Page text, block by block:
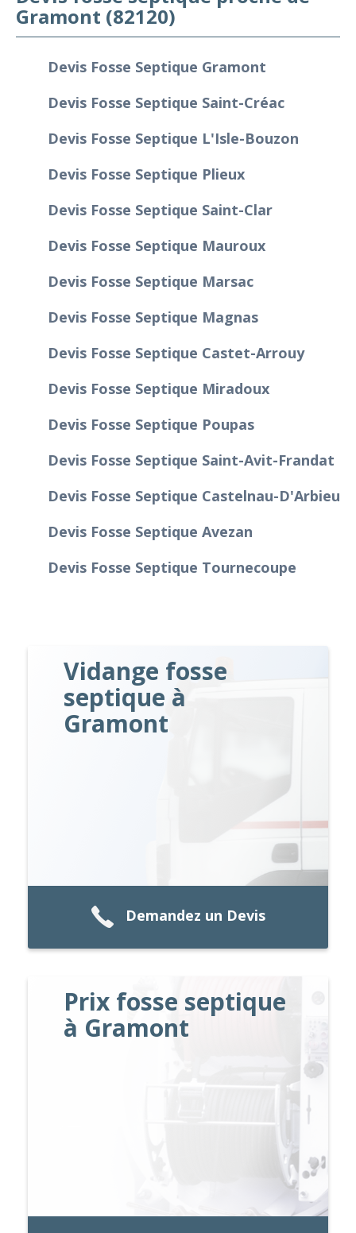
Gramont (82120)
Devis Fosse Septique Gramont
Devis Fosse Septique Saint-Créac
Devis Fosse Septique L'Isle-Bouzon
Devis Fosse Septique Plieux
Devis Fosse Septique Saint-Clar
Devis Fosse Septique Mauroux
Devis Fosse Septique Marsac
Devis Fosse Septique Magnas
Devis Fosse Septique Castet-Arrouy
Devis Fosse Septique Miradoux
Devis Fosse Septique Poupas
Devis Fosse Septique Saint-Avit-Frandat
Devis Fosse Septique Castelnau-D'Arbieu
Devis Fosse Septique Avezan
Devis Fosse Septique Tournecoupe
Vidange fosse
septique à
Gramont
Demandez un Devis
Prix fosse septique
à Gramont